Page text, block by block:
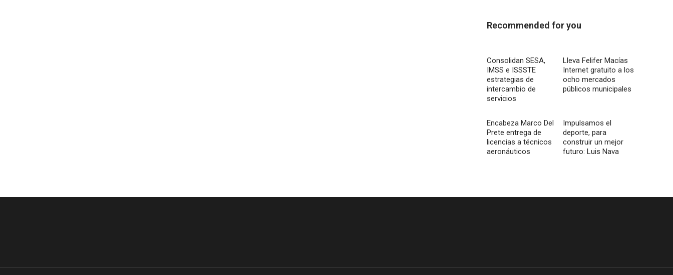
Recommended for you
Consolidan SESA,
IMSS e ISSSTE
estrategias de
intercambio de
servicios
Lleva Felifer Macías
Internet gratuito a los
ocho mercados
públicos municipales
Encabeza Marco Del
Prete entrega de
licencias a técnicos
aeronáuticos
Impulsamos el
deporte, para
construir un mejor
futuro: Luis Nava